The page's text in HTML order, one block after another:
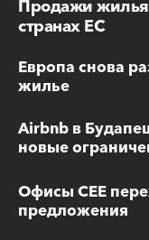
Продажи жилья
странах ЕС
Европа снова
жилье
Airbnb в
новые
Офисы CEE
предложения